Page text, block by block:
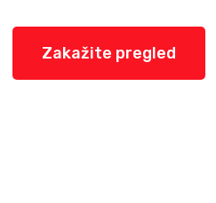
Zakažite pregled